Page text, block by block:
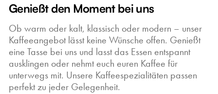
Genießt den Moment bei uns
Ob warm oder kalt, klassisch oder modern – unser
Kaffeeangebot lässt keine Wünsche offen. Genießt
eine Tasse bei uns und lasst das Essen entspannt
ausklingen oder nehmt euch euren Kaffee für
unterwegs mit. Unsere Kaffeespezialitäten passen
perfekt zu jeder Gelegenheit.